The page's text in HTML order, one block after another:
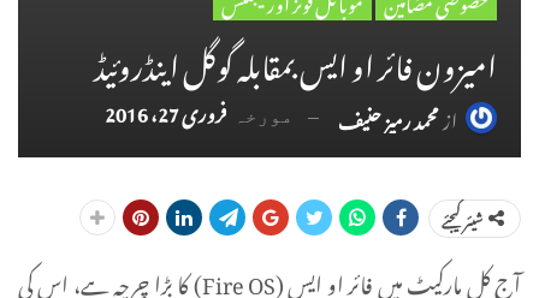
امیزون فائر او ایس بمقابلہ گوگل اینڈروئیڈ
ازمحمد رمیز حنیف مورخہ فروری 27، 2016
شیئر کیجئے
آج کل مارکیٹ میں فائر او ایس (Fire OS) کا بڑا چرچہ ہے، اس کی